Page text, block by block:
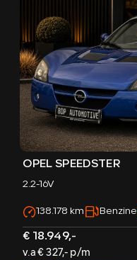
OPEL SPEEDSTER
2.2-16V
138.178 km Benzine
€ 18.949,-
v.a € 327,- p/m